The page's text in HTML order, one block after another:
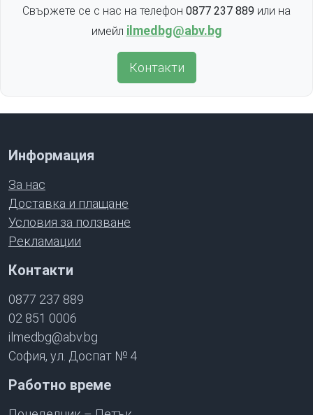
Свържете се с нас на телефон 0877 237 889 или на
имейл ilmedbg@abv.bg
Контакти
Информация
За нас
Доставка и плащане
Условия за ползване
Рекламации
Контакти
0877 237 889
02 851 0006
ilmedbg@abv.bg
София, ул. Доспат № 4
Работно време